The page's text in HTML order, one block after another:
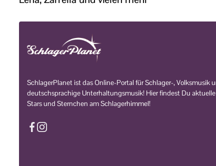
SchlagerPlanet ist das Online-Portal für Schlager-, Volksmusik
deutschsprachige Unterhaltungsmusik! Hier findest Du
Stars und Sternchen am Schlagerhimmel!